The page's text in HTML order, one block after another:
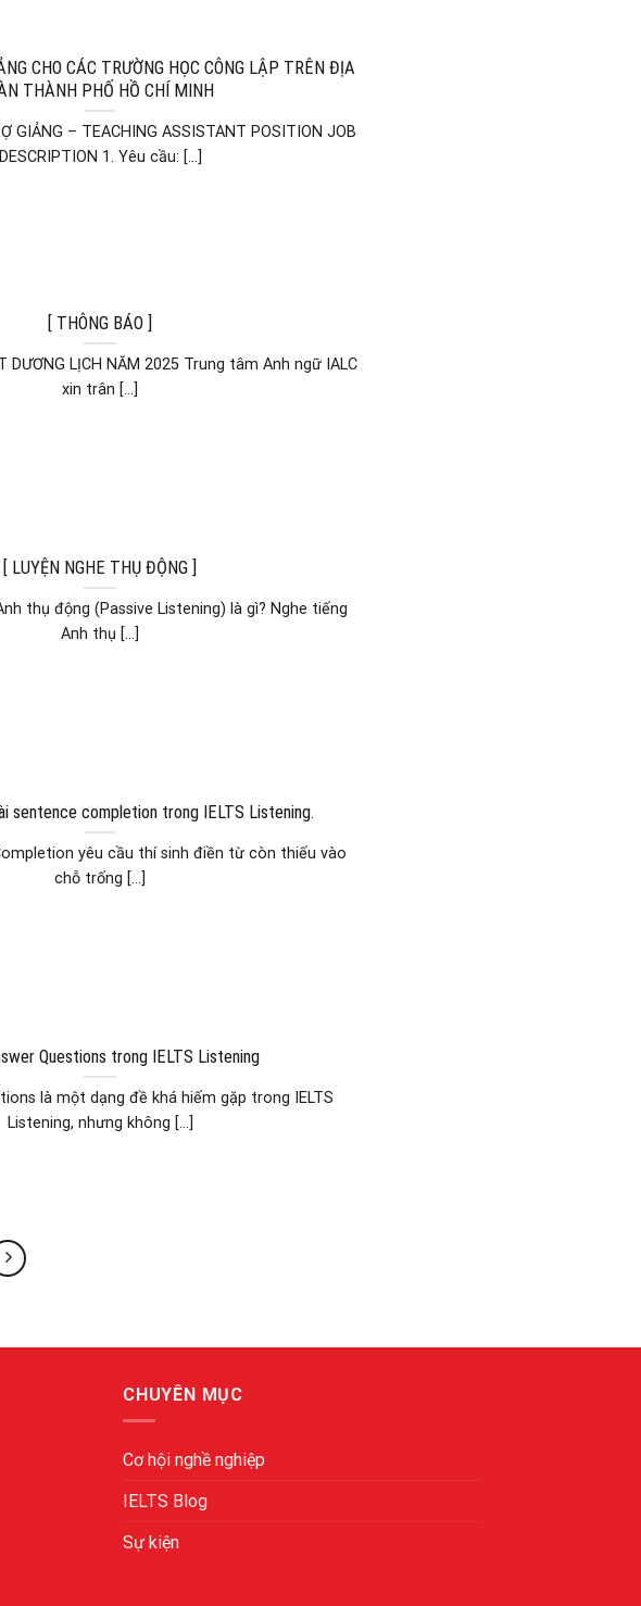
CHO CÁC TRƯỜNG HỌC CÔNG LẬP TRÊN ĐỊA
THÀNH PHỐ HỒ CHÍ MINH
GIẢNG – TEACHING ASSISTANT POSITION JOB
DESCRIPTION 1. Yêu cầu: [...]
[ THÔNG BÁO ]
DƯƠNG LỊCH NĂM 2025 Trung tâm Anh ngữ IALC
xin trân [...]
[ LUYỆN NGHE THỤ ĐỘNG ]
thụ động (Passive Listening) là gì? Nghe tiếng
Anh thụ [...]
sentence completion trong IELTS Listening.
yêu cầu thí sinh điền từ còn thiếu vào
chỗ trống [...]
Questions trong IELTS Listening
là một dạng đề khá hiếm gặp trong IELTS
Listening, nhưng không [...]
CHUYÊN MỤC
Cơ hội nghề nghiệp
IELTS Blog
Sự kiện